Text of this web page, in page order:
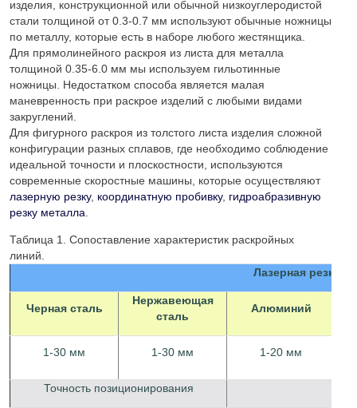
изделия, конструкционной или обычной низкоуглеродистой
стали толщиной от 0.3-0.7 мм используют обычные ножницы
по металлу, которые есть в наборе любого жестянщика.
Для прямолинейного раскроя из листа для металла
толщиной 0.35-6.0 мм мы используем гильотинные
ножницы. Недостатком способа является малая
маневренность при раскрое изделий с любыми видами
закруглений.
Для фигурного раскроя из толстого листа изделия сложной
конфигурации разных сплавов, где необходимо соблюдение
идеальной точности и плоскостности, используются
современные скоростные машины, которые осуществляют
лазерную резку, координатную пробивку, гидроабразивную
резку металла
Таблица 1. Сопоставление характеристик раскройных
линий.
Лазерная резка
Черная сталь
Нержавеющая
сталь
Алюминий
1-30 мм 1-30 мм 1-20 мм
Точность позиционирования